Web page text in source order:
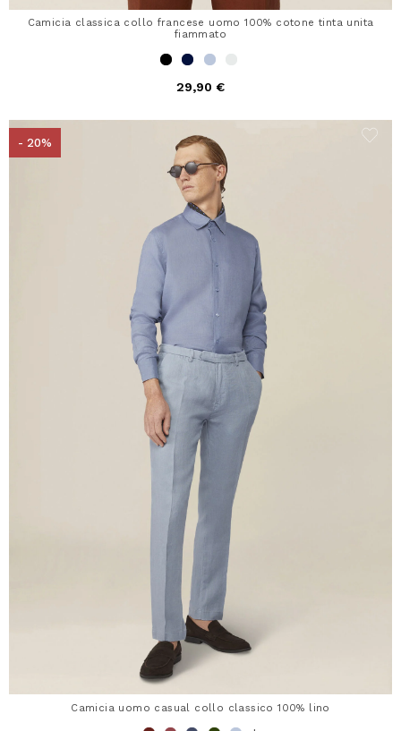
Camicia classica collo francese uomo 100% cotone tinta unita
fiammato
29,90 €
- 20%
Camicia uomo casual collo classico 100% lino